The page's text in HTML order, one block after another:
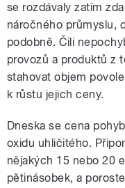
se rozdávaly zatím
náročného průmyslu,
podobně. Čili
provozů a produktů z
stahovat objem
k růstu jejich ceny.
Dneska se cena
oxidu uhličitého.
nějakých 15 nebo 20
pětinásobek, a